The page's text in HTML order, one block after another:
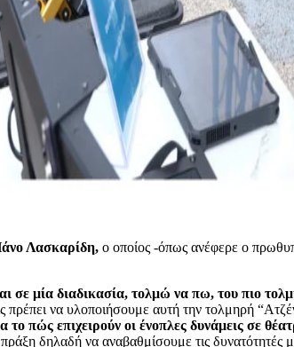
Λασκαρίδη, ο οποίος -όπως ανέφερε ο
σε μία διαδικασία, τολμώ να πω, του πιο
πρέπει να υλοποιήσουμε αυτή την τολμηρή
το πώς επιχειρούν οι ένοπλες δυνάμεις σε
δηλαδή να αναβαθμίσουμε τις